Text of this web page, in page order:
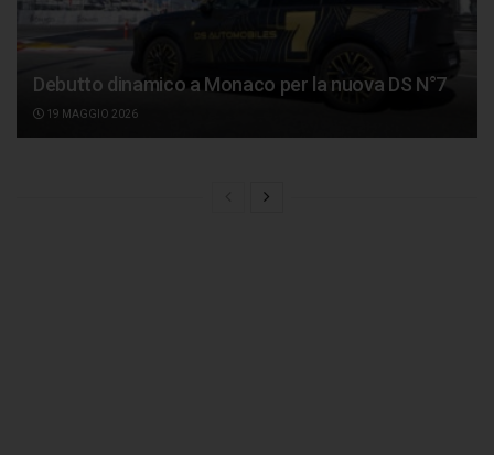
Debutto dinamico a Monaco per la nuova DS N°7
19 MAGGIO 2026